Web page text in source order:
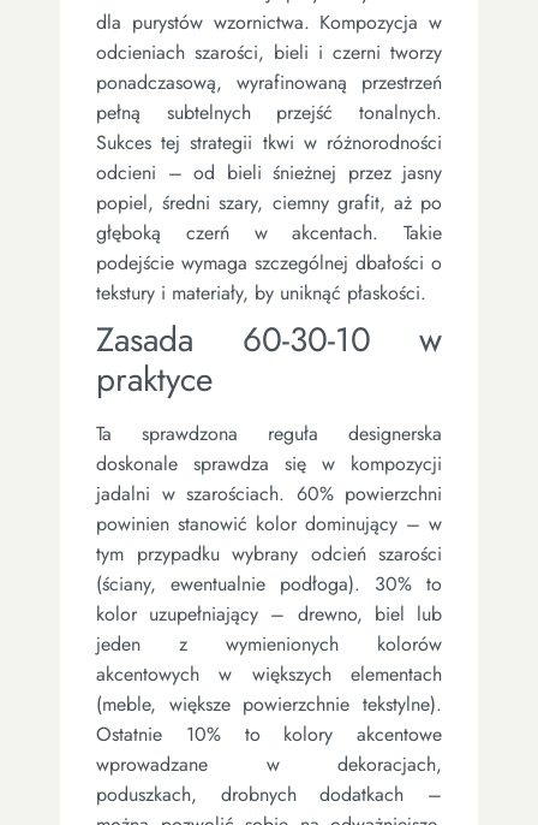
dla purystów wzornictwa. Kompozycja w
odcieniach szarości, bieli i czerni tworzy
ponadczasową, wyrafinowaną przestrzeń
pełną subtelnych przejść tonalnych.
Sukces tej strategii tkwi w różnorodności
odcieni – od bieli śnieżnej przez jasny
popiel, średni szary, ciemny grafit, aż po
głęboką czerń w akcentach. Takie
podejście wymaga szczególnej dbałości o
tekstury i materiały, by uniknąć płaskości.
Zasada 60-30-10 w
praktyce
Ta sprawdzona reguła designerska
doskonale sprawdza się w kompozycji
jadalni w szarościach. 60% powierzchni
powinien stanowić kolor dominujący – w
tym przypadku wybrany odcień szarości
(ściany, ewentualnie podłoga). 30% to
kolor uzupełniający – drewno, biel lub
jeden z wymienionych kolorów
akcentowych w większych elementach
(meble, większe powierzchnie tekstylne).
Ostatnie 10% to kolory akcentowe
wprowadzane w dekoracjach,
poduszkach, drobnych dodatkach –